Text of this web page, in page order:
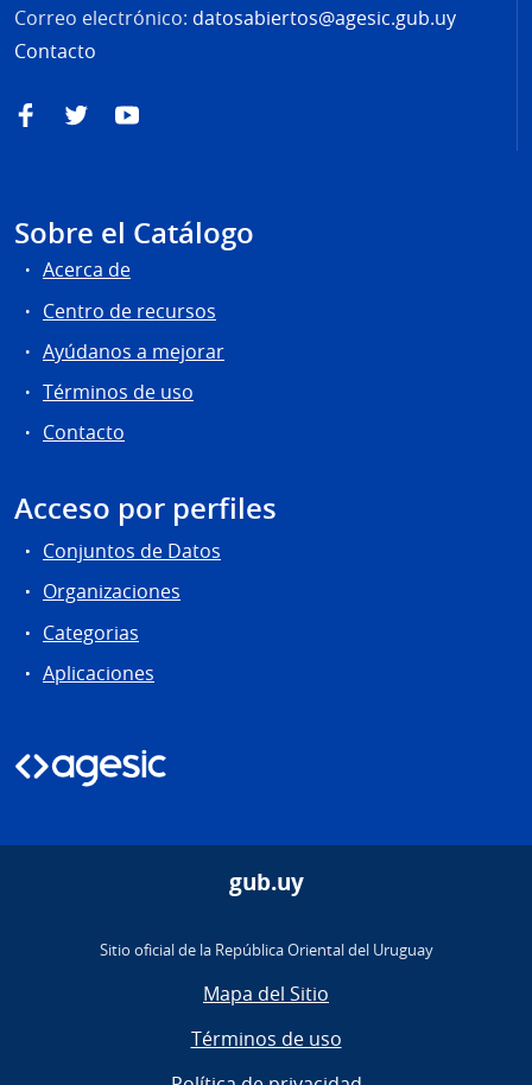
Correo electrónico: datosabiertos@agesic.gub.uy
Contacto
FacebookTwitterYouTube
Sobre el Catálogo
Acerca de
Centro de recursos
Ayúdanos a mejorar
Términos de uso
Contacto
Acceso por perfiles
Conjuntos de Datos
Organizaciones
Categorias
Aplicaciones
gub.uy
Sitio oficial de la República Oriental del Uruguay
Mapa del Sitio
Términos de uso